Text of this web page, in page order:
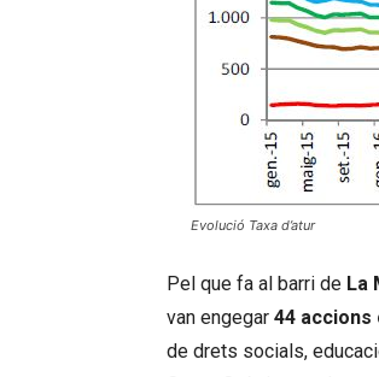
Evolució Taxa d’atur
Pel que fa al barri de La
van engegar 44
de drets socials,